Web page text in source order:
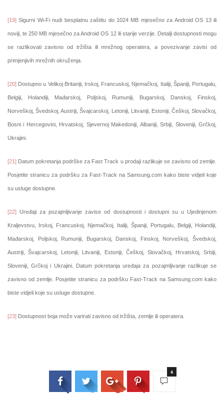
[19] Sigurni Wi-Fi nudi besplatnu zaštitu do 1024 MB mjesečno za Android OS 13 ili
noviji, te 250 MB mjesečno za Android OS 12 ili starije verzije. Detalji dostupnosti mogu
se razlikovati zavisno od tržišta ili mrežnog operatera, a povezivanje zavisi od
primjenjivih mrežnih okruženja.
[20] Dostupno u Velikoj Britaniji, Irskoj, Francuskoj, Njemačkoj, Italiji, Španiji, Portugalu,
Belgiji, Holandiji, Mađarskoj, Poljskoj, Rumuniji, Bugarskoj, Danskoj, Finskoj,
Norveškoj, Švedskoj, Austriji, Švajcarskoj, Letoniji, Litvaniji, Estoniji, Češkoj, Slovačkoj,
Bosni i Hercegovini, Hrvatskoj, Sjevernoj Makedoniji, Albaniji, Srbiji, Sloveniji, Grčkoj,
Ukrajini.
[21] Datum pokretanja podrške za Fast Track u prodaji razlikuje se zavisno od zemlje.
Posjetite stranicu za podršku za Fast-Track na Samsung.com kako biste vidjeli koje
su usluge dostupne.
[22] Uređaji za pozajmljivanje zavise od dostupnosti i dostupni su u Ujedinjenom
Kraljevstvu, Irskoj, Francuskoj, Njemačkoj, Italiji, Španiji, Portugalu, Belgiji, Holandiji,
Mađarskoj, Poljskoj, Rumuniji, Bugarskoj, Danskoj, Finskoj, Norveškoj, Švedskoj,
Austriji, Švajcarskoj, Letoniji, Litvaniji, Estoniji, Češkoj, Slovačkoj, Hrvatskoj, Srbiji,
Sloveniji, Grčkoj i Ukrajini. Datum pokretanja uređaja za pozajmljivanje razlikuje se
zavisno od zemlje. Posjetite stranicu za podršku Fast-Track na Samsung.com kako
biste vidjeli koje su usluge dostupne.
[23] Dostupnost boja može varirati zavisno od tržišta, zemlje ili operatera.
4